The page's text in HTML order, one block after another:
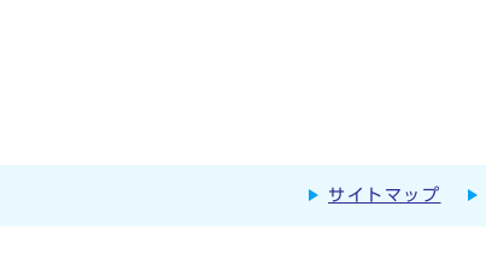
サイトマップ